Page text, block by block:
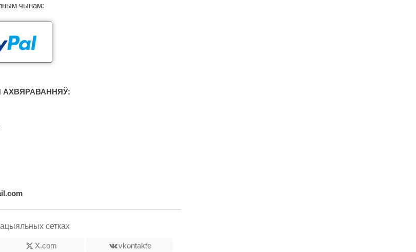
чынам:
сетках
X.com vkontakte